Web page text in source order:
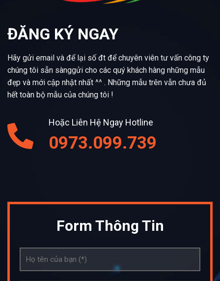
ĐĂNG KÝ NGAY
Hãy gửi email và để lại số đt để chuyên viên tư vấn công ty
chúng tôi sẵn sànggửi cho các quý khách hàng những mẫu
đẹp và mới cập nhật nhất ^^ . Những mẫu trên vẫn chưa đủ
hết toàn bộ mẫu của chúng tôi !
Hoặc Liên Hệ Ngay Hotline
0973.099.739
Form Thông Tin